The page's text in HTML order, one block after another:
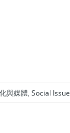
與媒體, Social